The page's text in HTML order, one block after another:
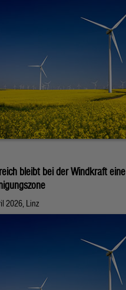
bleibt bei der Windkraft eine
2026, Linz